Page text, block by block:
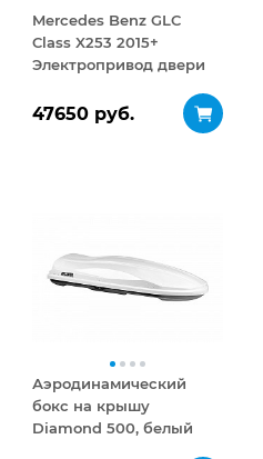
Mercedes Benz GLC
Class X253 2015+
Электропривод двери
47650 руб.
Аэродинамический
бокс на крышу
Diamond 500, белый